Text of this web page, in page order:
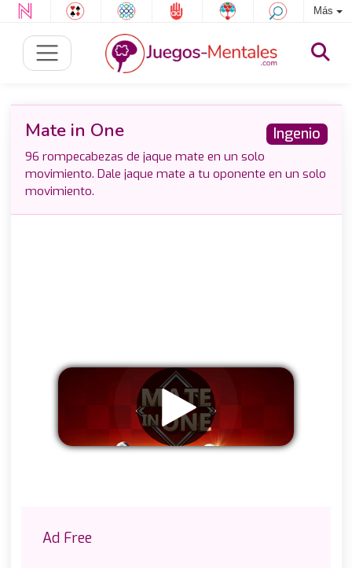
Más
Ingenio
Mate in One
96 rompecabezas de jaque mate en un solo
movimiento. Dale jaque mate a tu oponente en un solo
movimiento.
Ad Free